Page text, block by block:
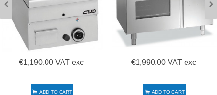
€1,190.00 VAT exc
ADD TO CART
€1,990.00 VAT exc
ADD TO CART